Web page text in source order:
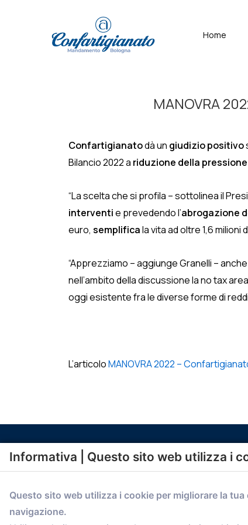
Menù
Home
MANOVRA
Confartigianatodà un giudizio positivo
Bilancio 2022 a riduzione della
“La scelta che si profila – sottolinea il
interventie prevedendo l’abrogazione
euro, semplificala vita ad oltre 1,6
“Apprezziamo – aggiunge Granelli –
nell’ambito della discussione la no tax
oggi esistente fra le diverse forme di
L’articoloMANOVRA 2022 –
Informativa | Questo sito web utilizza i
Questo sito web utilizza i cookie per migliorare la tua
navigazione.